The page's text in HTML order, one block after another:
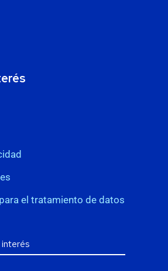
el tratamiento de datos